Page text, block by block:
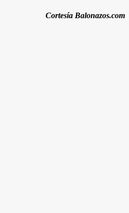
Cortesía Balonazos.com